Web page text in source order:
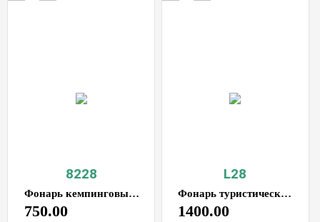
8228
Фонарь кемпинговый, садовый 14.5х10см, светодиодный, регулируемая яркость свечения, аккумуляторный, зарядка от USB, в палатку, на дачу
750.00
L28
Фонарь туристический кемпинговый, 6 режимов цвет черный
1400.00